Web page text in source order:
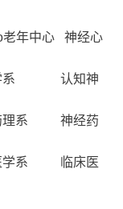
老年中心 神经心
学系 认知神
药理系 神经药
医学系 临床医